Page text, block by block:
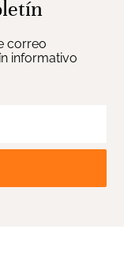
correo
informativo